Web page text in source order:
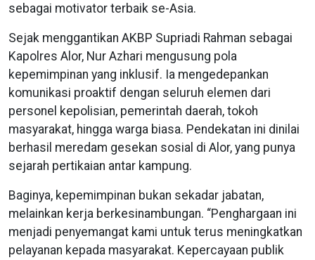
sebagai motivator terbaik se-Asia.
Sejak menggantikan AKBP Supriadi Rahman sebagai
Kapolres Alor, Nur Azhari mengusung pola
kepemimpinan yang inklusif. Ia mengedepankan
komunikasi proaktif dengan seluruh elemen dari
personel kepolisian, pemerintah daerah, tokoh
masyarakat, hingga warga biasa. Pendekatan ini dinilai
berhasil meredam gesekan sosial di Alor, yang punya
sejarah pertikaian antar kampung.
Baginya, kepemimpinan bukan sekadar jabatan,
melainkan kerja berkesinambungan. “Penghargaan ini
menjadi penyemangat kami untuk terus meningkatkan
pelayanan kepada masyarakat. Kepercayaan publik